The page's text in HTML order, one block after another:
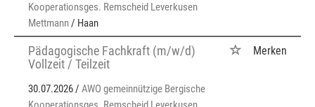
Kooperationsges. Remscheid Leverkusen
Mettmann/ Haan
Pädagogische Fachkraft (m/w/d)
Vollzeit / Teilzeit
30.07.2026 / AWO gemeinnützige Bergische
Merken